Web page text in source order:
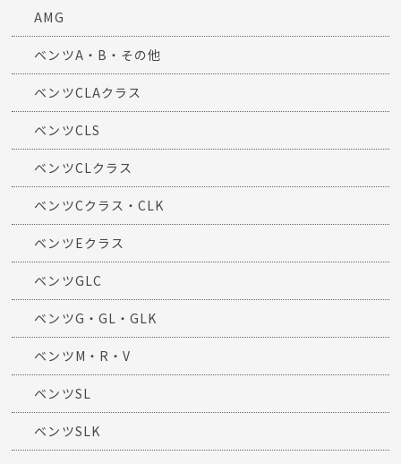
AMG
ベンツA・B・その他
ベンツCLAクラス
ベンツCLS
ベンツCLクラス
ベンツCクラス・CLK
ベンツEクラス
ベンツGLC
ベンツG・GL・GLK
ベンツM・R・V
ベンツSL
ベンツSLK